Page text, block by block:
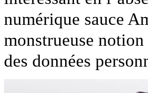
numérique sauce
monstrueuse
des données